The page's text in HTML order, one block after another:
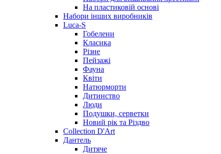
На пластиковій основі
Набори інших виробників
Luca-S
Гобелени
Класика
Різне
Пейзажі
Фауна
Квіти
Натюрморти
Дитинство
Люди
Подушки, серветки
Новий рік та Різдво
Collection D'Art
Дантель
Дитяче